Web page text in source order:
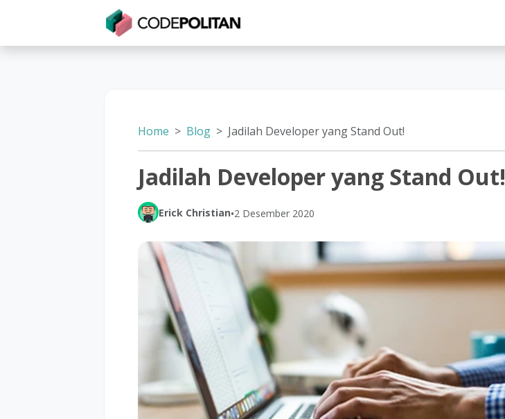
Untuk IndividuUntuk Bisnis
Home Blog Jadilah Developer yang Stand Out!
Jadilah Developer yang Stand Out!
Erick Christian•2 Desember 2020